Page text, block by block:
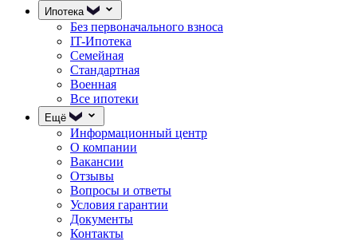
Ипотека
Без первоначального взноса
IT-Ипотека
Семейная
Стандартная
Военная
Все ипотеки
Ещё
Информационный центр
О компании
Вакансии
Отзывы
Вопросы и ответы
Условия гарантии
Документы
Контакты